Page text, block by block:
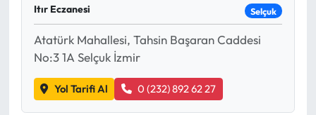
Itır Eczanesi Selçuk
Atatürk Mahallesi, Tahsin Başaran Caddesi
No:3 1A Selçuk İzmir
Yol Tarifi Al 0 (232) 892 62 27